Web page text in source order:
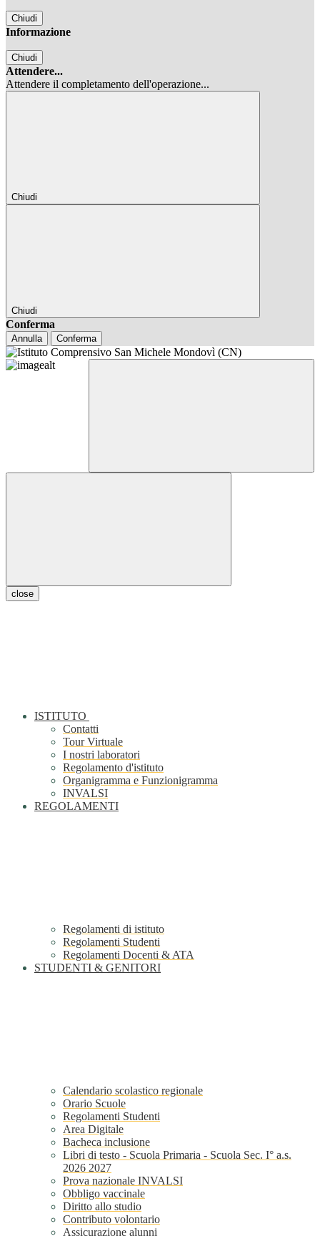
Chiudi
Informazione
Chiudi
Attendere...
Attendere il completamento dell'operazione...
Chiudi
Chiudi
Conferma
Annulla Conferma
close
ISTITUTO
Contatti
Tour Virtuale
I nostri laboratori
Regolamento d'istituto
Organigramma e Funzionigramma
INVALSI
REGOLAMENTI
Regolamenti di istituto
Regolamenti Studenti
Regolamenti Docenti & ATA
STUDENTI & GENITORI
Calendario scolastico regionale
Orario Scuole
Regolamenti Studenti
Area Digitale
Bacheca inclusione
Libri di testo - Scuola Primaria - Scuola Sec. I° a.s.
2026 2027
Prova nazionale INVALSI
Obbligo vaccinale
Diritto allo studio
Contributo volontario
Assicurazione alunni